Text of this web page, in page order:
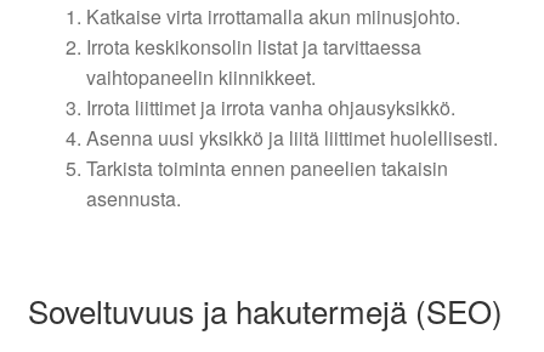
Katkaise virta irrottamalla akun miinusjohto.
Irrota keskikonsolin listat ja tarvittaessa
vaihtopaneelin kiinnikkeet.
Irrota liittimet ja irrota vanha ohjausyksikkö.
Asenna uusi yksikkö ja liitä liittimet huolellisesti.
Tarkista toiminta ennen paneelien takaisin
asennusta.
Soveltuvuus ja hakutermejä (SEO)